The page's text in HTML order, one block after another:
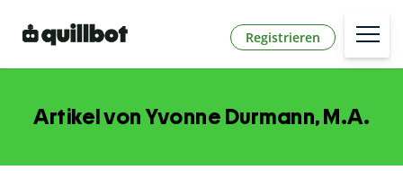
Registrieren
Artikel von Yvonne Durmann, M.A.